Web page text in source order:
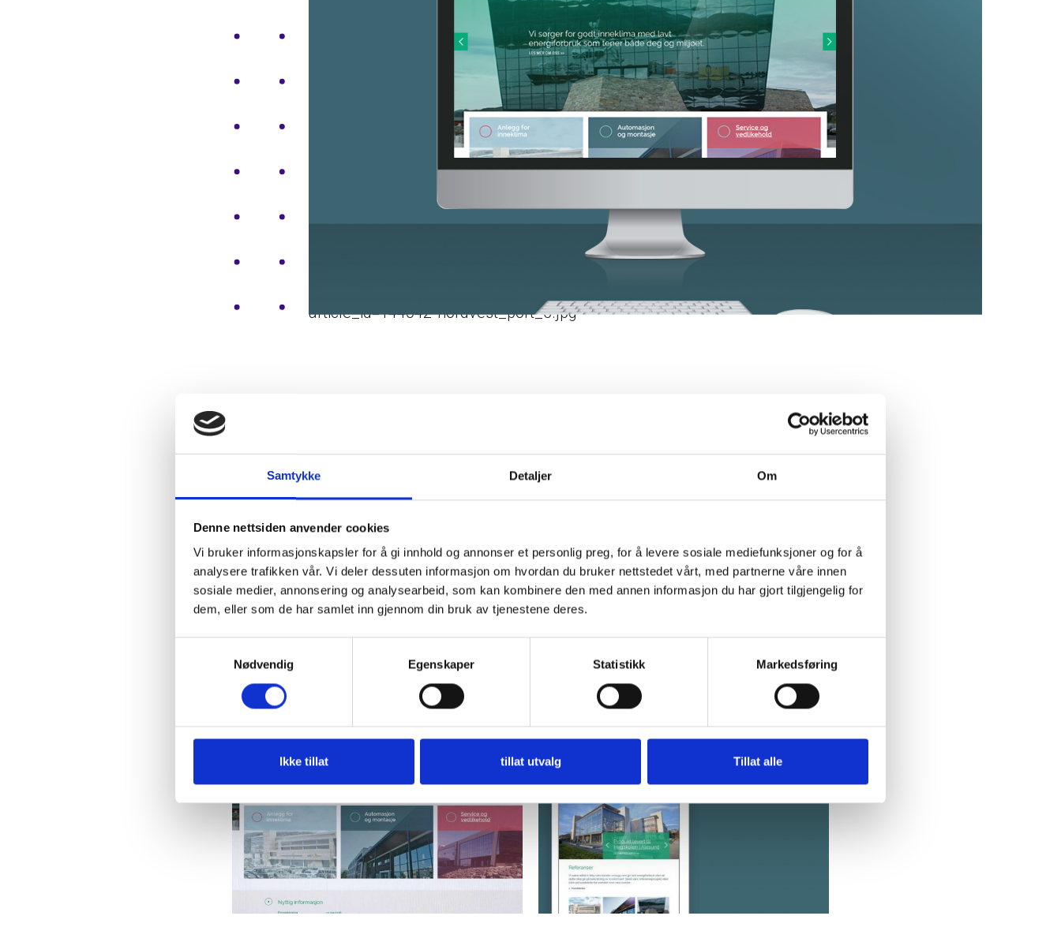
Samtykke Detaljer Om
Denne nettsiden anvender cookies
Vi bruker informasjonskapsler for å gi innhold og annonser et personlig preg, for å levere sosiale mediefunksjoner og for å
analysere trafikken vår. Vi deler dessuten informasjon om hvordan du bruker nettstedet vårt, med partnerne våre innen
sosiale medier, annonsering og analysearbeid, som kan kombinere den med annen informasjon du har gjort tilgjengelig for
dem, eller som de har samlet inn gjennom din bruk av tjenestene deres.
Nødvendig
Egenskaper Statistikk Markedsføring
Ikke tillat tillat utvalg Tillat alle
article_id=144042-nordvest_port_5.jpg
«Nordvest Miljø ønsker det nye året velkommen
med nye nettsider. De nye nettsidene har flott design
og god struktur. Med WordPress vil vi kunne
oppdatere og holde vedlike nettsidene våre», Odd-
Arne Holstad, daglig leder Nordvest Miljø AS.